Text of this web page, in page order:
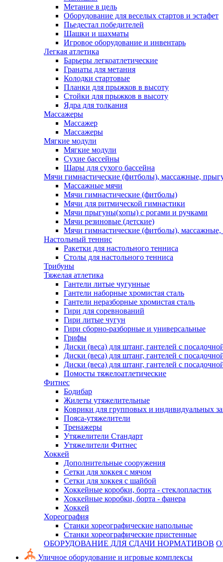
Метание в цель
Оборудование для веселых стартов и эстафет
Пьедестал победителей
Шашки и шахматы
Игровое оборудование и инвентарь
Легкая атлетика
Барьеры легкоатлетические
Гранаты для метания
Колодки стартовые
Планки для прыжков в высоту
Стойки для прыжков в высоту
Ядра для толкания
Массажеры
Массажер
Массажеры
Мягкие модули
Мягкие модули
Сухие бассейны
Шары для сухого бассейна
Мячи гимнастические (фитболы), массажные,
Массажные мячи
Мячи гимнастические (фитболы)
Мячи для ритмической гимнастики
Мячи прыгуны(хопы) с рогами и ручками
Мячи резиновые (детские)
Мячи гимнастические (фитболы),
Настольный теннис
Ракетки для настольного тенниса
Столы для настольного тенниса
Трибуны
Тяжелая атлетика
Гантели литые чугунные
Гантели наборные хромистая сталь
Гантели неразборные хромистая сталь
Гири для соревнований
Гири литые чугун
Гири сборно-разборные и универсальные
Грифы
Диски (веса) для штанг, гантелей с
Диски (веса) для штанг, гантелей с
Диски (веса) для штанг, гантелей с
Помосты тяжелоатлетические
Фитнес
Бодибар
Жилеты утяжелительные
Коврики для групповых и индивидуальных
Пояса-утяжелители
Тренажеры
Утяжелители Стандарт
Утяжелители Фитнес
Хоккей
Дополнительные сооружения
Сетки для хоккея с мячом
Сетки для хоккея с шайбой
Хоккейные коробки, борта - стеклопластик
Хоккейные коробки, борта - фанера
Хоккей
Хореография
Станки хореографические напольные
Станки хореографические пристенные
ОБОРУДОВАНИЕ ДЛЯ СДАЧИ НОРМАТИВОВ
Уличное оборудование и игровые комплексы